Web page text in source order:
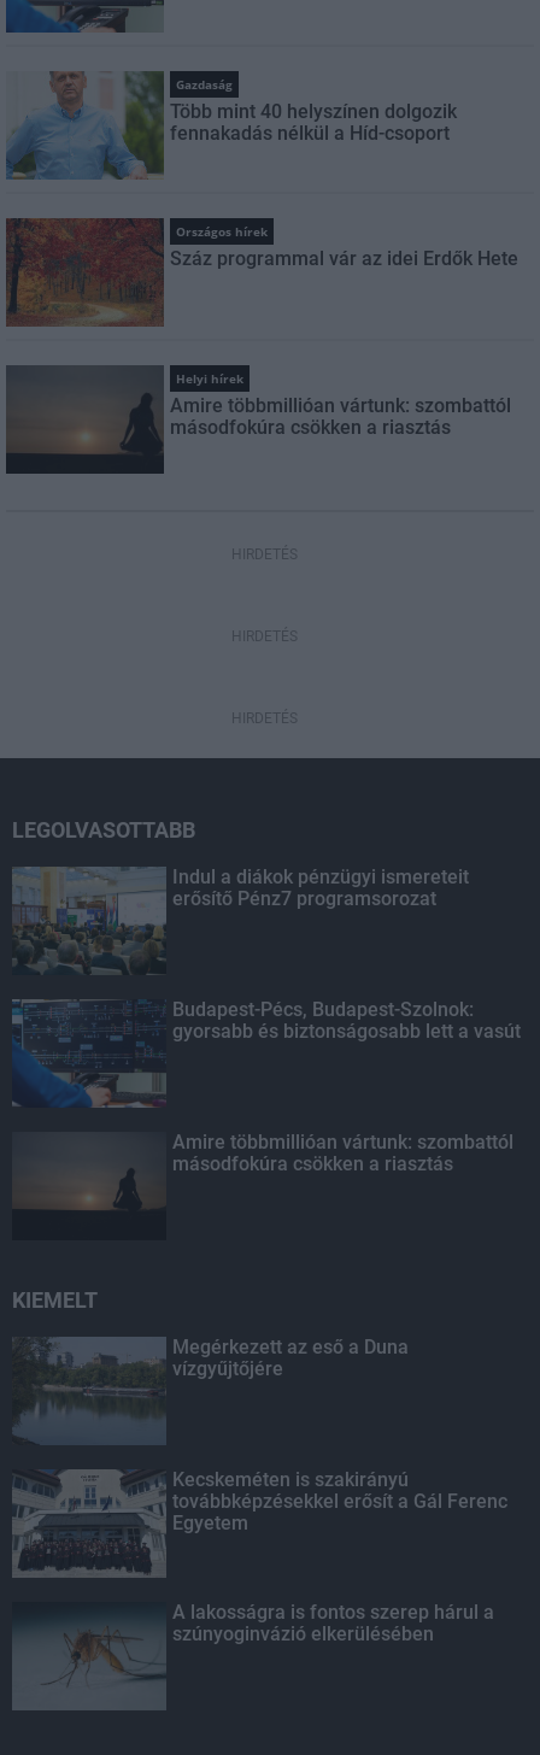
Gazdaság
Több mint 40 helyszínen dolgozik
fennakadás nélkül a Híd-csoport
Országos hírek
Száz programmal vár az idei Erdők Hete
Helyi hírek
Amire többmillióan vártunk: szombattól
másodfokúra csökken a riasztás
HIRDETÉS
HIRDETÉS
HIRDETÉS
LEGOLVASOTTABB
Indul a diákok pénzügyi ismereteit
erősítő Pénz7 programsorozat
Budapest-Pécs, Budapest-Szolnok:
gyorsabb és biztonságosabb lett a vasút
Amire többmillióan vártunk: szombattól
másodfokúra csökken a riasztás
KIEMELT
Megérkezett az eső a Duna
vízgyűjtőjére
Kecskeméten is szakirányú
továbbképzésekkel erősít a Gál Ferenc
Egyetem
A lakosságra is fontos szerep hárul a
szúnyoginvázió elkerülésében